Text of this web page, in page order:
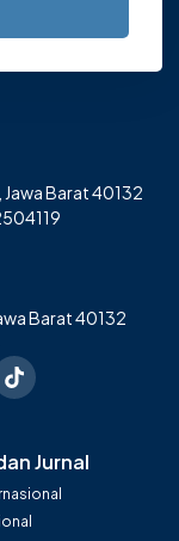
Barat 40132
Barat 40132
Jurnal